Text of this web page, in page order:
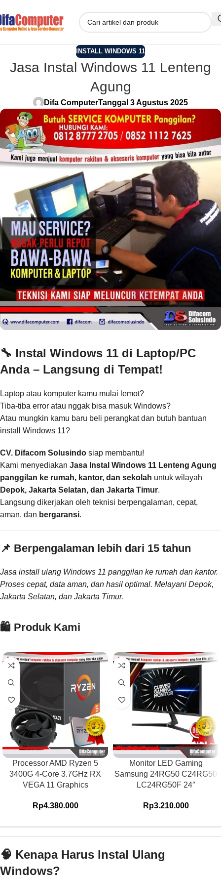
INSTALL WINDOWS 11
Jasa Instal Windows 11 Lenteng
Agung
Difa ComputerTanggal 3 Agustus 2025
🔧 Instal Windows 11 di Laptop/PC
Anda – Langsung di Tempat!
Laptop atau komputer kamu mulai lemot?
Tiba-tiba error atau nggak bisa masuk Windows?
Atau mungkin kamu baru beli perangkat dan butuh bantuan
install Windows 11?
CV. Difacom Solusindo siap membantu!
Kami menyediakan Jasa Instal Windows 11 Lenteng Agung
panggilan ke rumah, kantor, dan sekolah untuk wilayah
Depok, Jakarta Selatan, dan Jakarta Timur.
Langsung dikerjakan oleh teknisi berpengalaman, cepat,
aman, dan bergaransi.
📌 Berpengalaman lebih dari 15 tahun
Jasa install ulang Windows 11 panggilan ke rumah dan kantor.
Proses cepat, data aman, dan hasil optimal. Melayani Depok,
Jakarta Selatan, dan Jakarta Timur.
🛍️ Produk Kami
Processor AMD Ryzen 5
3400G 4-Core 3.7GHz RX
VEGA 11 Graphics
Rp4.380.000
Monitor LED Gaming
Samsung 24RG50 C24RG50
LC24RG50F 24″
Rp3.210.000
🧠 Kenapa Harus Instal Ulang
Windows?